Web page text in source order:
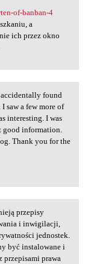
https
of-banban-4
a
ich przez okno
found
saw a few more of
interesting. I was
good information.
Thank you for the
przepisy
i inwigilacji,
jednostek.
być instalowane i
przepisami prawa